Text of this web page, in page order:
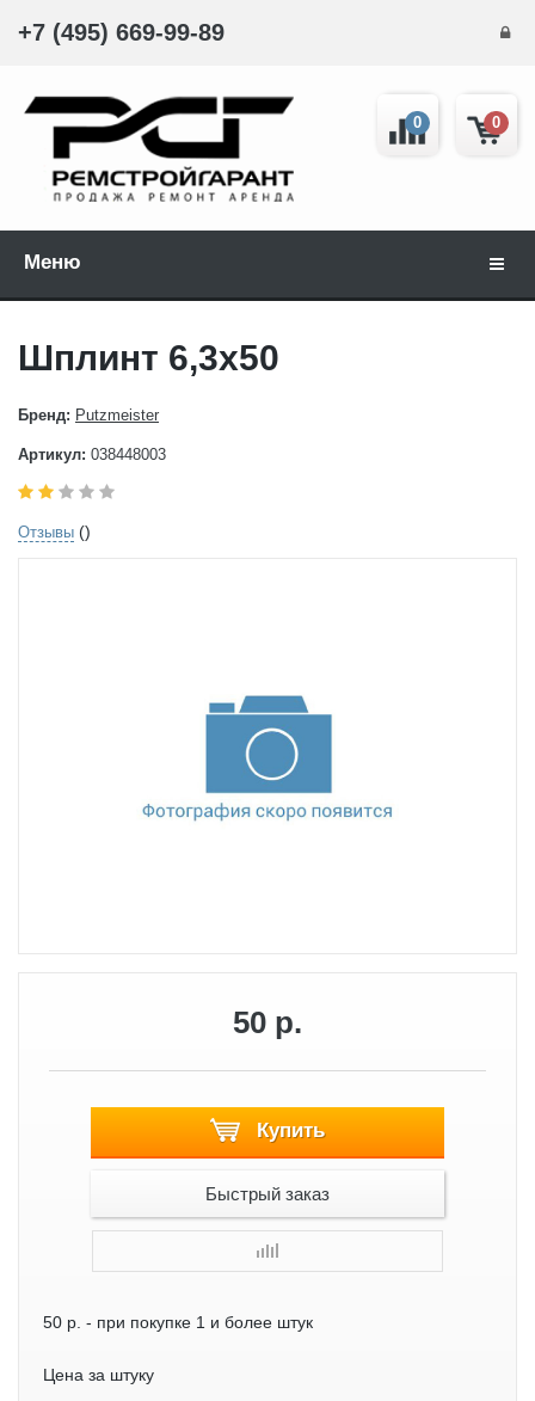
+7 (495) 669-99-89
0
0
Меню
Шплинт 6,3x50
Бренд: Putzmeister
Артикул: 038448003
Отзывы ()
50 р.
Купить
Быстрый заказ
50 р. - при покупке 1 и более штук
Цена за штуку